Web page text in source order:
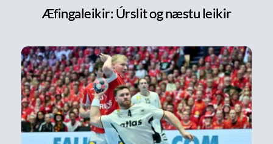
Æfingaleikir: Úrslit og næstu leikir